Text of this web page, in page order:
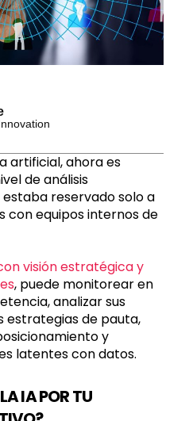
artificial, ahora es
de análisis
reservado solo a
con equipos internos de
visión estratégica y
, puede monitorear en
analizar sus
estrategias de pauta,
y
latentes con datos.
IA POR TU